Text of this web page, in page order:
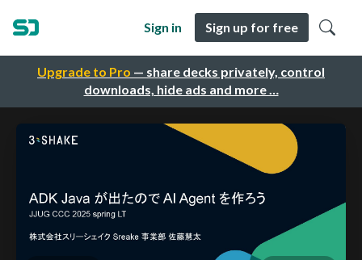
Upgrade to Pro — share decks privately, control
downloads, hide ads and more …
Sign in Sign up for free